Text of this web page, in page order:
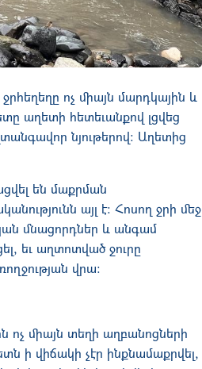
ոչ միայն մարդկային և
աղետի հետեւանքով լցվեց
նյութերով։ Աղետից
են մաքրման
այլ է։ Հոսող ջրի մեջ
մնացորդներ և անգամ
եւ աղտոտված ջուրը
վրա։
ոչ միայն տեղի աղբանոցների
ի վիճակի չէր ինքնամաքրվել,